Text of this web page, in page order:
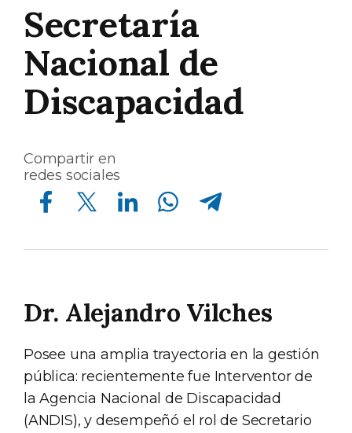
Secretaría
Nacional de
Discapacidad
Compartir en
redes sociales
Compartir en Facebook Compartir en Twitter Compartir en Linkedin Compartir en Whatsapp Compartir en Telegram
Dr. Alejandro Vilches
Posee una amplia trayectoria en la gestión
pública: recientemente fue Interventor de
la Agencia Nacional de Discapacidad
(ANDIS), y desempeñó el rol de Secretario